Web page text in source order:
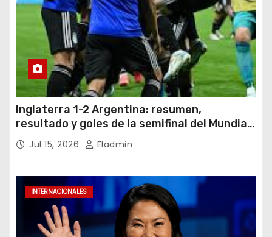
Inglaterra 1-2 Argentina: resumen,
resultado y goles de la semifinal del Mundial
2026Jul 15, 2026 Eladmin
INTERNACIONALES